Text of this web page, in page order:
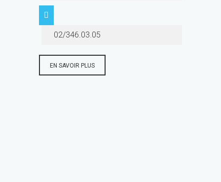
02/346.03.05
EN SAVOIR PLUS